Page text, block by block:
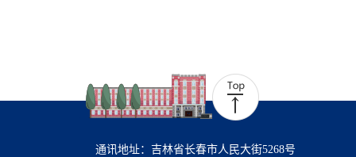
通讯地址：吉林省长春市人民大街5268号